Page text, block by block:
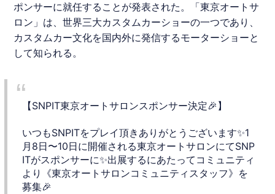
ポンサーに就任することが発表された。「東京オートサ
ロン 」は、世界三大カスタムカーショーの一つであり、
カスタムカー文化を国内外に発信するモーターショーと
して知られる。
【SNPIT東京オートサロンスポンサー決定🎉】
いつもSNPITをプレイ頂きありがとうございます✨️1
月8日〜10日に開催される東京オートサロンにてSNP
ITがスポンサーに✨️出展するにあたってコミュニティ
より《東京オートサロンコミュニティスタッフ》を
募集🎉